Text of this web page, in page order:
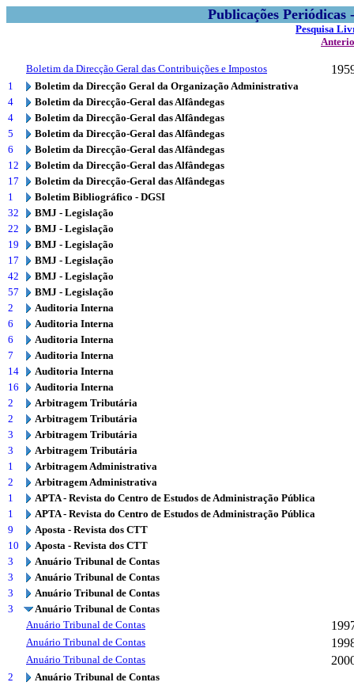
Publicações
Pesquisa
Boletim da Direcção Geral das Contribuições e Impostos
1
Boletim da Direcção Geral da Organização Administrativa
4
Boletim da Direcção-Geral das Alfândegas
4
Boletim da Direcção-Geral das Alfândegas
5
Boletim da Direcção-Geral das Alfândegas
6
Boletim da Direcção-Geral das Alfândegas
12
Boletim da Direcção-Geral das Alfândegas
17
Boletim da Direcção-Geral das Alfândegas
1
Boletim Bibliográfico - DGSI
32
BMJ - Legislação
22
BMJ - Legislação
19
BMJ - Legislação
17
BMJ - Legislação
42
BMJ - Legislação
57
BMJ - Legislação
2
Auditoria Interna
6
Auditoria Interna
6
Auditoria Interna
7
Auditoria Interna
14
Auditoria Interna
16
Auditoria Interna
2
Arbitragem Tributária
2
Arbitragem Tributária
3
Arbitragem Tributária
3
Arbitragem Tributária
1
Arbitragem Administrativa
2
Arbitragem Administrativa
1
APTA - Revista do Centro de Estudos de Administração Pública
1
APTA - Revista do Centro de Estudos de Administração Pública
9
Aposta - Revista dos CTT
10
Aposta - Revista dos CTT
3
Anuário Tribunal de Contas
3
Anuário Tribunal de Contas
3
Anuário Tribunal de Contas
3
Anuário Tribunal de Contas
Anuário Tribunal de Contas
Anuário Tribunal de Contas
Anuário Tribunal de Contas
2
Anuário Tribunal de Contas